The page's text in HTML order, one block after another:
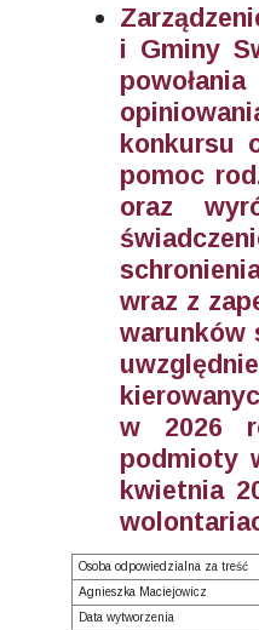
i Gminy
konkursu
pomoc
oraz
wraz z
warunków
w 2026
podmioty
kwietnia
Osoba odpowiedzialna za treść
Agnieszka Maciejowicz
Data wytworzenia